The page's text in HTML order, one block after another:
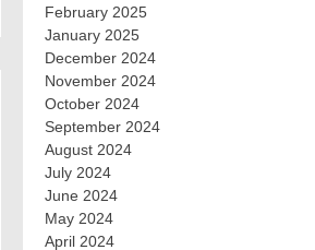
February 2025
January 2025
December 2024
November 2024
October 2024
September 2024
August 2024
July 2024
June 2024
May 2024
April 2024